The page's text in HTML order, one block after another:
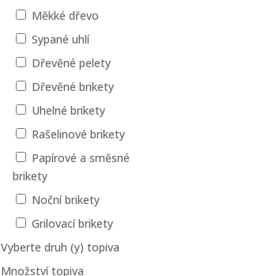
Měkké dřevo
Sypané uhlí
Dřevěné pelety
Dřevěné brikety
Uhelné brikety
Rašelinové brikety
Papírové a směsné
brikety
Noční brikety
Grilovací brikety
Vyberte druh (y) topiva
Množství topiva